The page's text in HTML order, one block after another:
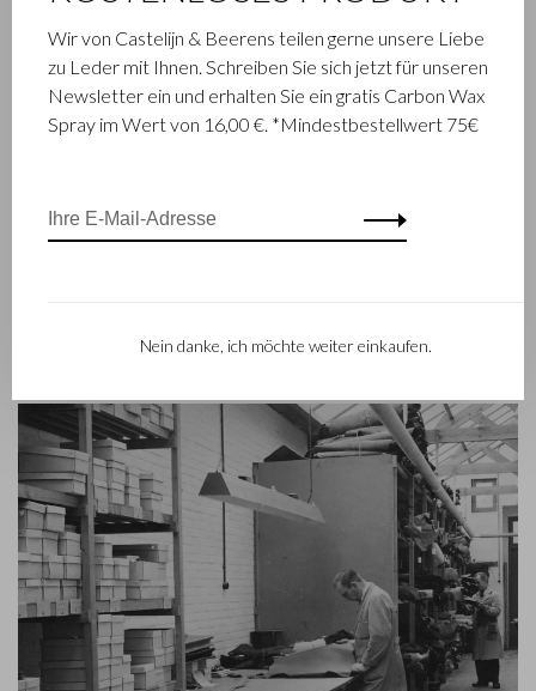
schon seit 1945 Luxuslederwaren entwirft und herstellt. Das
Unternehmen wurde geboren, als Stickmeister Walter
Castelijn und Lederstanzer Marinus Beerens den Beschluss
fassten, gemeinsam Lederprodukte herzustellen. Mittlerweile
Castelijn & Beerens einen internationalen Ruf. Die
widerspiegelt, das 2012 eingeführt worden ist.
Wir von Castelijn & Beerens teilen gerne unsere Liebe
zu Leder mit Ihnen. Schreiben Sie sich jetzt für unseren
Newsletter ein und erhalten Sie ein gratis Carbon Wax
Spray im Wert von 16,00 €. *Mindestbestellwert 75€
Nein danke, ich möchte weiter einkaufen.